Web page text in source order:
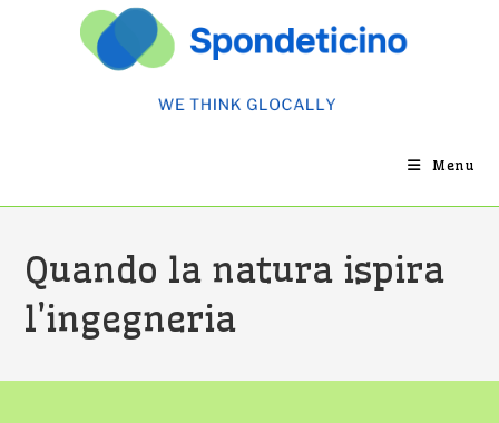
Menu
Quando la natura ispira
l’ingegneria